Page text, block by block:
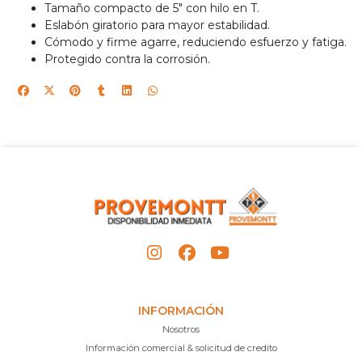
Tamaño compacto de 5" con hilo en T.
Eslabón giratorio para mayor estabilidad.
Cómodo y firme agarre, reduciendo esfuerzo y fatiga.
Protegido contra la corrosión.
INFORMACIÓN
Nosotros
Información comercial & solicitud de credito